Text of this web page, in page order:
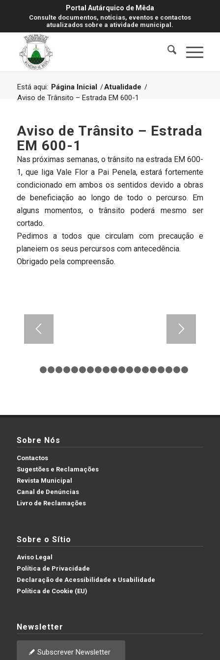
Portal Autárquico de Mêda
Consulte documentos, notícias, eventos e contactos
atualizados sobre a atividade municipal.
Está aqui: Página Inicial /Atualidade /
Aviso de Trânsito – Estrada EM 600-1
Aviso de Trânsito – Estrada
EM 600-1
Nas próximas semanas, o trânsito na estrada EM 600-
1, que liga Vale Flor a Pai Penela, estará fortemente
condicionado em ambos os sentidos devido a obras
de beneficiação ao longo de todo o percurso. Em
alguns momentos, o trânsito poderá mesmo ser
cortado.
Pedimos a todos que circulam com precaução e
planeiem os seus percursos com antecedência.
Obrigado pela compreensão.
1 2 3 4 5 6 7 8 9 1011121314
Sobre Nós
Contactos
Sugestões e Reclamações
Revista Municipal
Canal de Denúncias
Livro de Reclamações
Sobre o Sítio
Aviso Legal
Política de Privacidade
Declaração de Acessibilidade e Usabilidade
Política de Cookie (EU)
Newsletter
Subscrever Newsletter